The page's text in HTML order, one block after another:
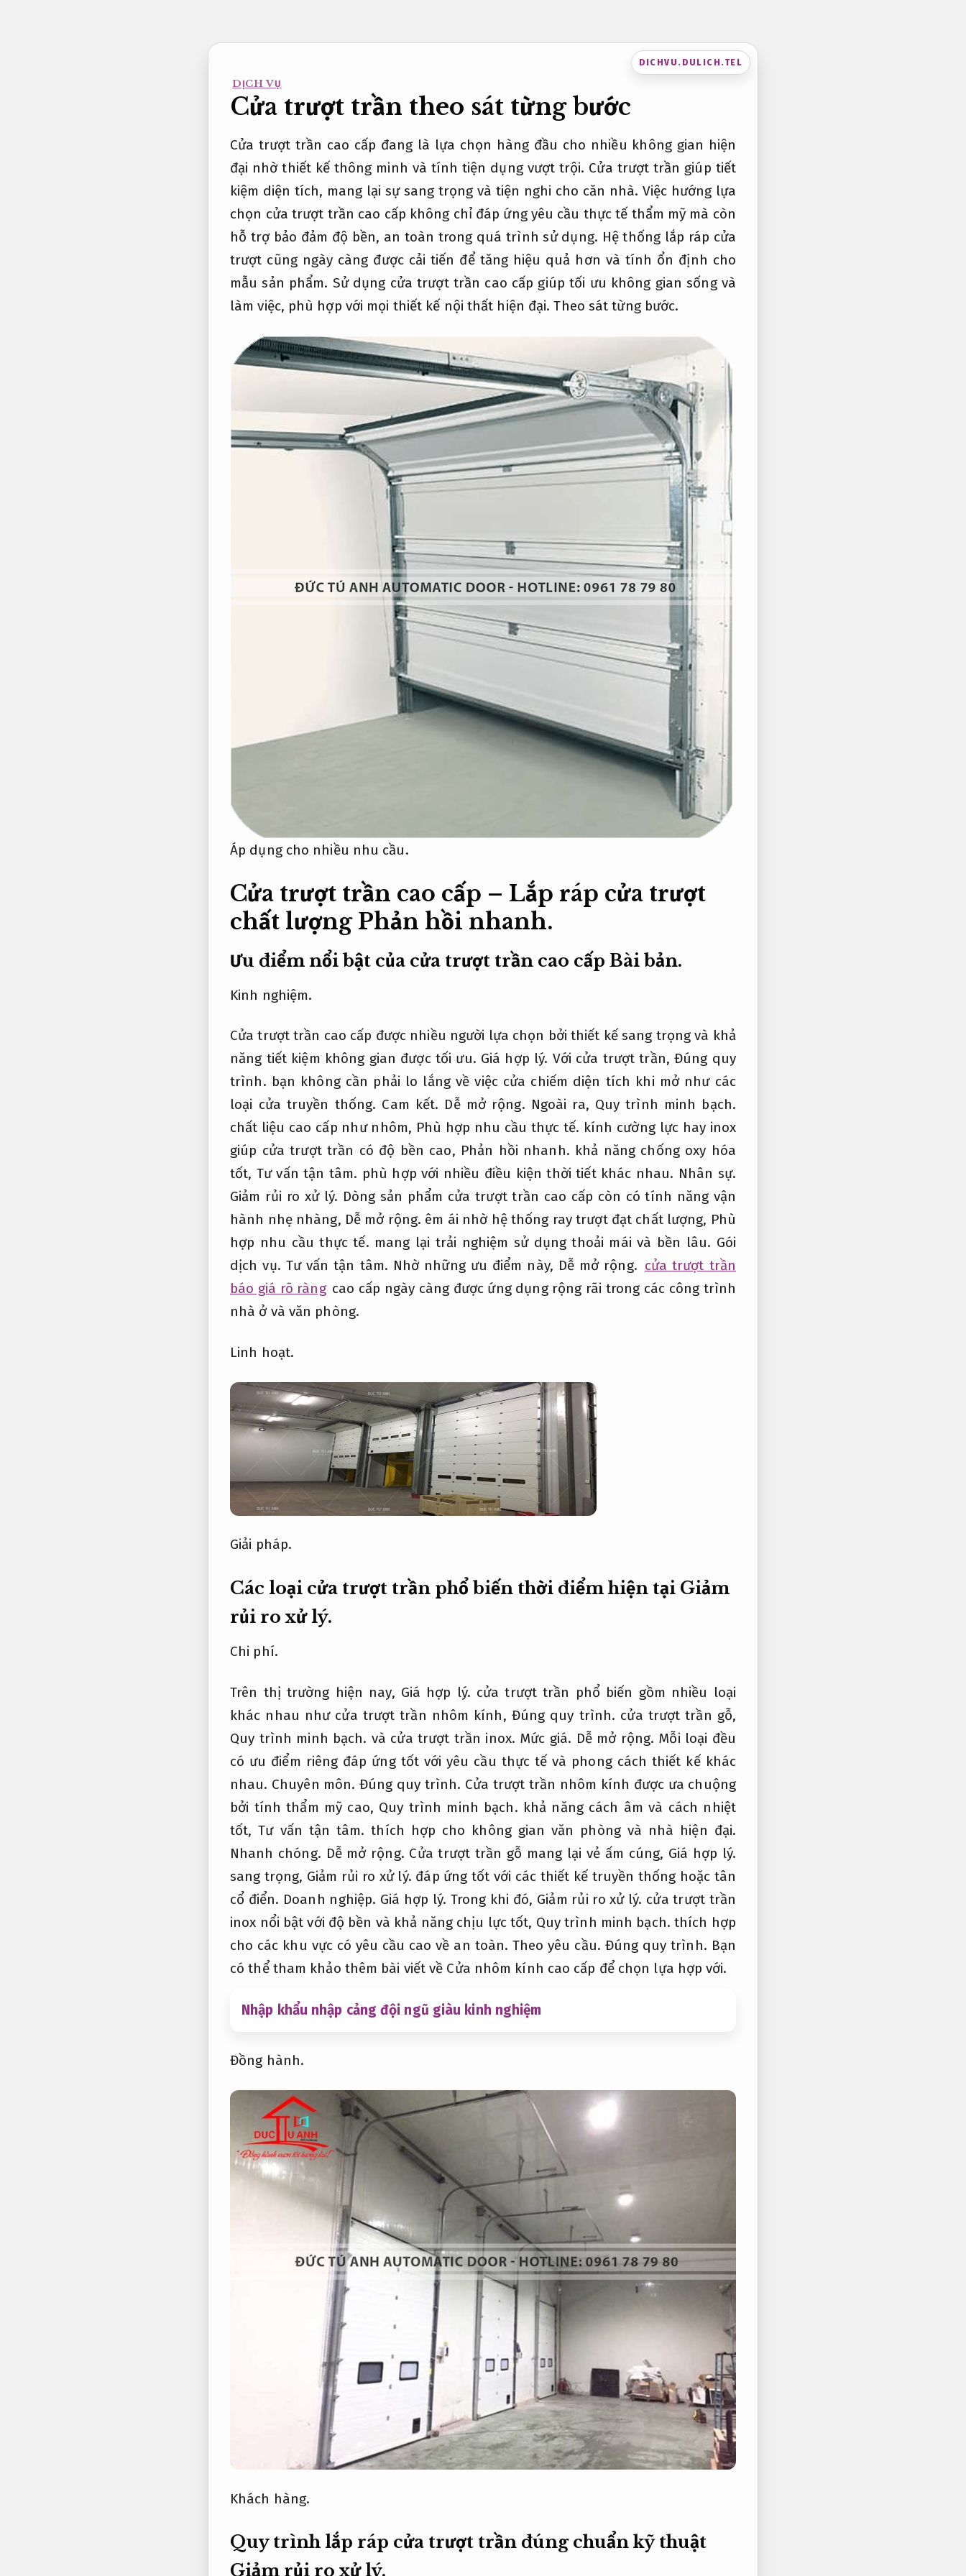
DICHVU.DULICH.TEL
DỊCH VỤ
Cửa trượt trần theo sát từng bước
Cửa trượt trần cao cấp đang là lựa chọn hàng đầu cho nhiều không gian hiện
đại nhờ thiết kế thông minh và tính tiện dụng vượt trội. Cửa trượt trần giúp tiết
kiệm diện tích, mang lại sự sang trọng và tiện nghi cho căn nhà. Việc hướng lựa
chọn cửa trượt trần cao cấp không chỉ đáp ứng yêu cầu thực tế thẩm mỹ mà còn
hỗ trợ bảo đảm độ bền, an toàn trong quá trình sử dụng. Hệ thống lắp ráp cửa
trượt cũng ngày càng được cải tiến để tăng hiệu quả hơn và tính ổn định cho
mẫu sản phẩm. Sử dụng cửa trượt trần cao cấp giúp tối ưu không gian sống và
làm việc, phù hợp với mọi thiết kế nội thất hiện đại.Theo sát từng bước.
Áp dụng cho nhiều nhu cầu.
Cửa trượt trần cao cấp – Lắp ráp cửa trượt
chất lượng Phản hồi nhanh.
Ưu điểm nổi bật của cửa trượt trần cao cấp Bài bản.
Kinh nghiệm.
Cửa trượt trần cao cấp được nhiều người lựa chọn bởi thiết kế sang trọng và khả
năng tiết kiệm không gian được tối ưu. Giá hợp lý. Với cửa trượt trần,Đúng quy
trình. bạn không cần phải lo lắng về việc cửa chiếm diện tích khi mở như các
loại cửa truyền thống. Cam kết. Dễ mở rộng. Ngoài ra, Quy trình minh bạch.
chất liệu cao cấp như nhôm, Phù hợp nhu cầu thực tế. kính cường lực hay inox
giúp cửa trượt trần có độ bền cao, Phản hồi nhanh. khả năng chống oxy hóa
tốt, Tư vấn tận tâm. phù hợp với nhiều điều kiện thời tiết khác nhau. Nhân sự.
Giảm rủi ro xử lý. Dòng sản phẩm cửa trượt trần cao cấp còn có tính năng vận
hành nhẹ nhàng, Dễ mở rộng. êm ái nhờ hệ thống ray trượt đạt chất lượng, Phù
hợp nhu cầu thực tế. mang lại trải nghiệm sử dụng thoải mái và bền lâu. Gói
dịch vụ. Tư vấn tận tâm. Nhờ những ưu điểm này, Dễ mở rộng. cửa trượt trần
báo giá rõ ràng cao cấp ngày càng được ứng dụng rộng rãi trong các công trình
nhà ở và văn phòng.
Linh hoạt.
Giải pháp.
Các loại cửa trượt trần phổ biến thời điểm hiện tại Giảm
rủi ro xử lý.
Chi phí.
Trên thị trường hiện nay, Giá hợp lý. cửa trượt trần phổ biến gồm nhiều loại
khác nhau như cửa trượt trần nhôm kính, Đúng quy trình. cửa trượt trần gỗ,
Quy trình minh bạch. và cửa trượt trần inox. Mức giá. Dễ mở rộng. Mỗi loại đều
có ưu điểm riêng đáp ứng tốt với yêu cầu thực tế và phong cách thiết kế khác
nhau. Chuyên môn. Đúng quy trình. Cửa trượt trần nhôm kính được ưa chuộng
bởi tính thẩm mỹ cao, Quy trình minh bạch. khả năng cách âm và cách nhiệt
tốt,Tư vấn tận tâm. thích hợp cho không gian văn phòng và nhà hiện đại.
Nhanh chóng. Dễ mở rộng. Cửa trượt trần gỗ mang lại vẻ ấm cúng, Giá hợp lý.
sang trọng, Giảm rủi ro xử lý. đáp ứng tốt với các thiết kế truyền thống hoặc tân
cổ điển. Doanh nghiệp. Giá hợp lý. Trong khi đó, Giảm rủi ro xử lý. cửa trượt trần
inox nổi bật với độ bền và khả năng chịu lực tốt, Quy trình minh bạch. thích hợp
cho các khu vực có yêu cầu cao về an toàn. Theo yêu cầu. Đúng quy trình. Bạn
có thể tham khảo thêm bài viết về Cửa nhôm kính cao cấp để chọn lựa hợp với.
Nhập khẩu nhập cảng đội ngũ giàu kinh nghiệm
Đồng hành.
Khách hàng.
Quy trình lắp ráp cửa trượt trần đúng chuẩn kỹ thuật
Giảm rủi ro xử lý.